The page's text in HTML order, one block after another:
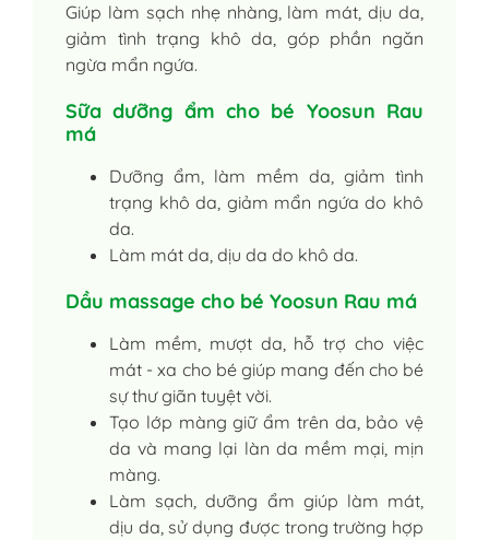
Giúp làm sạch nhẹ nhàng, làm mát, dịu da,
giảm tình trạng khô da, góp phần ngăn
ngừa mẩn ngứa.
Sữa dưỡng ẩm cho bé Yoosun Rau
má
Dưỡng ẩm, làm mềm da, giảm tình
trạng khô da, giảm mẩn ngứa do khô
da.
Làm mát da, dịu da do khô da.
Dầu massage cho bé Yoosun Rau má
Làm mềm, mượt da, hỗ trợ cho việc
mát - xa cho bé giúp mang đến cho bé
sự thư giãn tuyệt vời.
Tạo lớp màng giữ ẩm trên da, bảo vệ
da và mang lại làn da mềm mại, mịn
màng.
Làm sạch, dưỡng ẩm giúp làm mát,
dịu da, sử dụng được trong trường hợp